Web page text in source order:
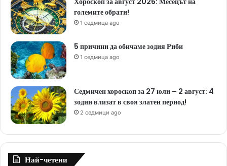
големите обрати!
1 седмица ago
5 причини да обичаме зодия Риби
1 седмица ago
Седмичен хороскоп за 27 юли – 2 август: 4
зодии влизат в своя златен период!
2 седмици ago
Най-четени